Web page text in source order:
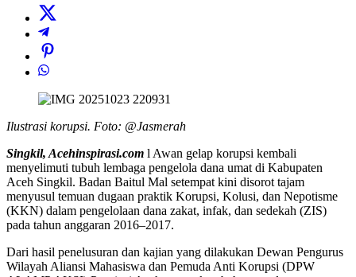
Ilustrasi korupsi. Foto: @Jasmerah
Singkil, Acehinspirasi.com l Awan gelap korupsi kembali
menyelimuti tubuh lembaga pengelola dana umat di Kabupaten
Aceh Singkil. Badan Baitul Mal setempat kini disorot tajam
menyusul temuan dugaan praktik Korupsi, Kolusi, dan Nepotisme
(KKN) dalam pengelolaan dana zakat, infak, dan sedekah (ZIS)
pada tahun anggaran 2016–2017.
Dari hasil penelusuran dan kajian yang dilakukan Dewan Pengurus
Wilayah Aliansi Mahasiswa dan Pemuda Anti Korupsi (DPW